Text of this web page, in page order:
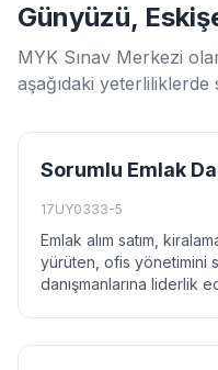
Günyüzü,
MYK Sınav Merkezi
aşağıdaki
Sorumlu Emlak
17UY0333-5
Emlak alım satım,
yürüten, ofis yönetimini
danışmanlarına liderlik